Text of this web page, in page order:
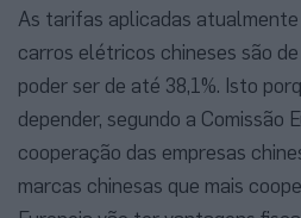
As tarifas aplicadas atualmente
carros elétricos chineses são
poder ser de até 38,1%. Isto
depender, segundo a Comissão
cooperação das empresas
marcas chinesas que mais